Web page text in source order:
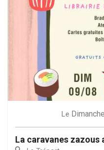
Le Dimanche
La caravanes zazous